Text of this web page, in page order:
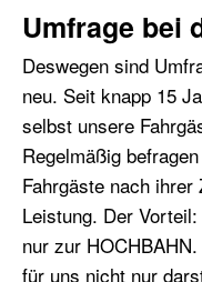
Umfrage bei
Deswegen sind
neu. Seit knapp 15
selbst unsere
Regelmäßig
Fahrgäste nach
Leistung. Der
nur zur
für uns nicht nur